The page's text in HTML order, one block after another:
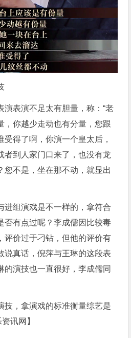
演表演不足太有胆量，称：“老
，你越少走动也有分量，您跟
得了啊，你演一个皇太后，
者到人家门口来了，也没有龙
您不是，坐在那不动，就显出
进组演戏是不一样的，拿符合
否有点过呢？李成儒因比较毒
评价过于刁钻，但他的评价有
说真话，倪萍与王琳的这段表
的演技也一直很好，李成儒同